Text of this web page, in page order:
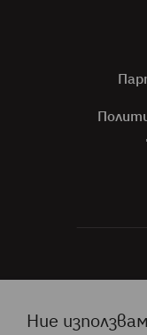
Ние